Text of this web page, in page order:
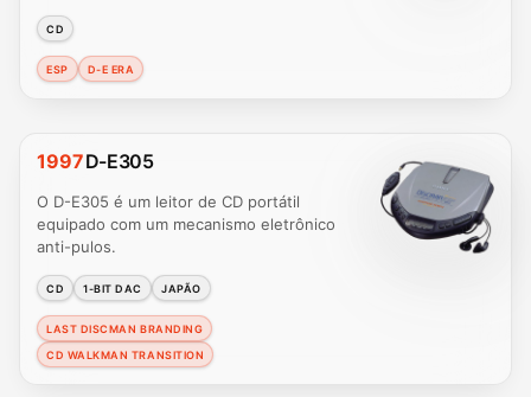
CD
ESP D-E ERA
1997D-E305
O D-E305 é um leitor de CD portátil
equipado com um mecanismo eletrônico
anti-pulos.
CD 1-BIT DAC JAPÃO
LAST DISCMAN BRANDING
CD WALKMAN TRANSITION